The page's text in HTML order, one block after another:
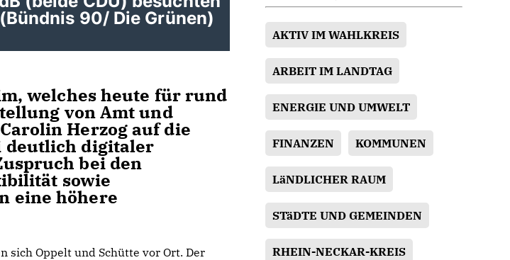
90/ Die Grünen)
welches heute für rund
von Amt und
Herzog auf die
deutlich digitaler
bei den
sowie
eine höhere
sich Oppelt und Schütte vor Ort. Der
AKTIV IM WAHLKREIS
ARBEIT IM LANDTAG
ENERGIE UND UMWELT
FINANZEN KOMMUNEN
LäNDLICHER RAUM
STäDTE UND GEMEINDEN
RHEIN-NECKAR-KREIS